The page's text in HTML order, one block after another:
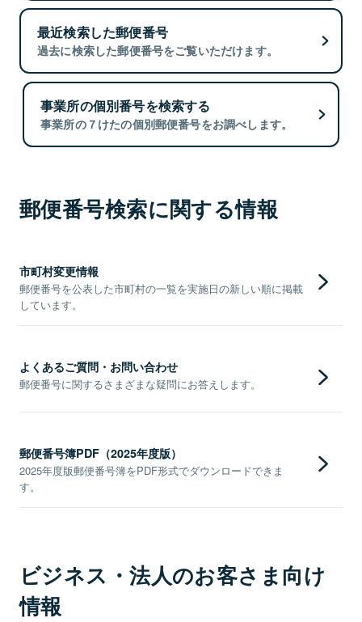
最近検索した郵便番号
過去に検索した郵便番号をご覧いただけます。
事業所の個別番号を検索する
事業所の７けたの個別郵便番号をお調べします。
郵便番号検索に関する情報
市町村変更情報
郵便番号を公表した市町村の一覧を実施日の新しい順に掲載
しています。
よくあるご質問・お問い合わせ
郵便番号に関するさまざまな疑問にお答えします。
郵便番号簿PDF（2025年度版）
2025年度版郵便番号簿をPDF形式でダウンロードできま
す。
ビジネス・法人のお客さま向け
情報